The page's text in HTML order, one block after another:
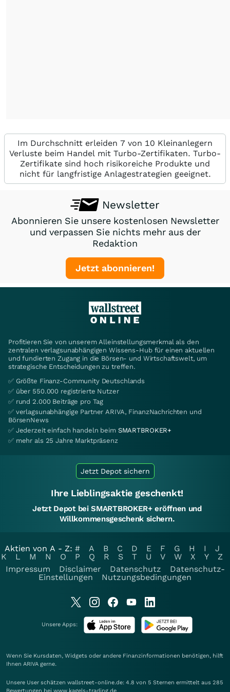
Im Durchschnitt erleiden 7 von 10 Kleinanlegern
Verluste beim Handel mit Turbo-Zertifikaten. Turbo-
Zertifikate sind hoch risikoreiche Produkte und
nicht für langfristige Anlagestrategien geeignet.
Newsletter
Abonnieren Sie unsere kostenlosen Newsletter
und verpassen Sie nichts mehr aus der
Redaktion
Jetzt abonnieren!
Profitieren Sie von unserem Alleinstellungsmerkmal als den
zentralen verlagsunabhängigen Wissens-Hub für einen aktuellen
und fundierten Zugang in die Börsen- und Wirtschaftswelt, um
strategische Entscheidungen zu treffen.
✅ Größte Finanz-Community Deutschlands
✅ über 550.000 registrierte Nutzer
✅ rund 2.000 Beiträge pro Tag
✅ verlagsunabhängige Partner ARIVA, FinanzNachrichten und
BörsenNews
✅ Jederzeit einfach handeln beim SMARTBROKER+
✅ mehr als 25 Jahre Marktpräsenz
Jetzt Depot sichern
Ihre Lieblingsaktie geschenkt!
Jetzt Depot bei SMARTBROKER+ eröffnen und
Willkommensgeschenk sichern.
Aktien von A - Z: # A B C D E F G H I
J
K
L M N O P Q R S T U V W X Y
Z
Impressum
Disclaimer Datenschutz
Datenschutz-
Einstellungen
Nutzungsbedingungen
Unsere Apps:
Wenn Sie Kursdaten, Widgets oder andere Finanzinformationen benötigen, hilft
Ihnen ARIVA gerne.
Unsere User schätzen wallstreet-online.de: 4.8 von 5 Sternen ermittelt aus 285